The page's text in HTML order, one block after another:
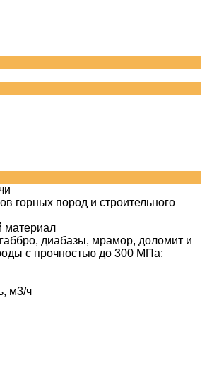
горных пород и строительного
материал
диабазы, мрамор, доломит и
с прочностью до 300 МПа;
м3/ч